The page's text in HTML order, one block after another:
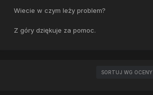
Wiecie w czym leży problem?
Z góry dziękuje za pomoc.
SORTUJ WG OCENY